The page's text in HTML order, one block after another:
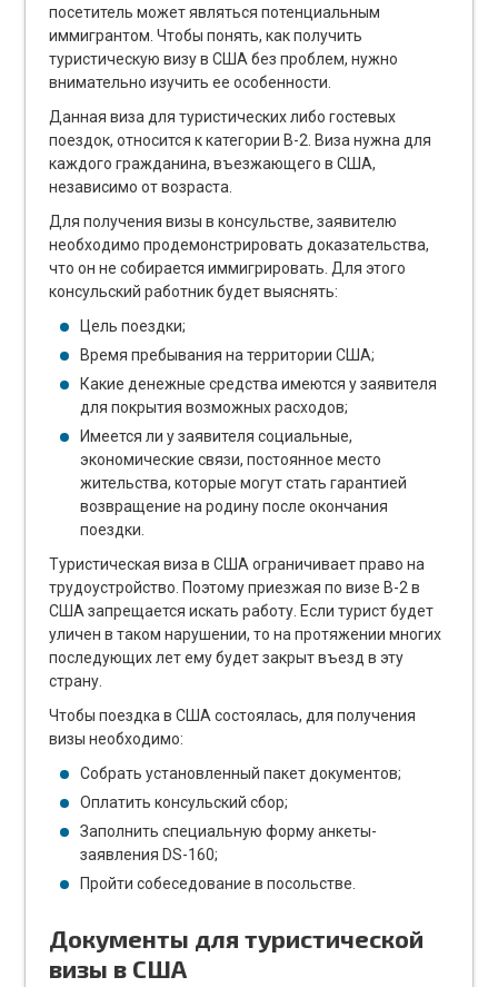
посетитель может являться потенциальным
иммигрантом. Чтобы понять, как получить
туристическую визу в США без проблем, нужно
внимательно изучить ее особенности.
Данная виза для туристических либо гостевых
поездок, относится к категории В-2. Виза нужна для
каждого гражданина, въезжающего в США,
независимо от возраста.
Для получения визы в консульстве, заявителю
необходимо продемонстрировать доказательства,
что он не собирается иммигрировать. Для этого
консульский работник будет выяснять:
Цель поездки;
Время пребывания на территории США;
Какие денежные средства имеются у заявителя
для покрытия возможных расходов;
Имеется ли у заявителя социальные,
экономические связи, постоянное место
жительства, которые могут стать гарантией
возвращение на родину после окончания
поездки.
Туристическая виза в США ограничивает право на
трудоустройство. Поэтому приезжая по визе В-2 в
США запрещается искать работу. Если турист будет
уличен в таком нарушении, то на протяжении многих
последующих лет ему будет закрыт въезд в эту
страну.
Чтобы поездка в США состоялась, для получения
визы необходимо:
Собрать установленный пакет документов;
Оплатить консульский сбор;
Заполнить специальную форму анкеты-
заявления DS-160;
Пройти собеседование в посольстве.
Документы для туристической
визы в США